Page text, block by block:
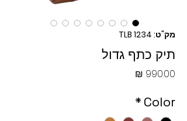
מק"ט: TLB 1234
תיק כתף גדול
Color
*